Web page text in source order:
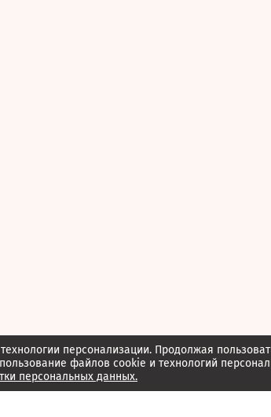
персонализации. Продолжая
файлов cookie и технологий
персональных данных.